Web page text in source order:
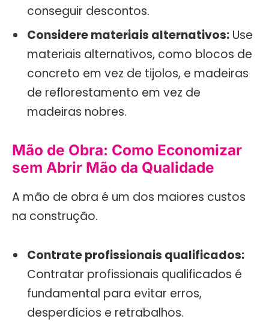
conseguir descontos.
Considere materiais alternativos: Use
materiais alternativos, como blocos de
concreto em vez de tijolos, e madeiras
de reflorestamento em vez de
madeiras nobres.
Mão de Obra: Como Economizar
sem Abrir Mão da Qualidade
A mão de obra é um dos maiores custos
na construção.
Contrate profissionais qualificados:
Contratar profissionais qualificados é
fundamental para evitar erros,
desperdícios e retrabalhos.